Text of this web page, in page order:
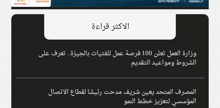
الاكثر قراءة
وزارة العمل تعلن 100 فرصة عمل للفتيات بالجيزة.. تعرف على
الشروط ومواعيد التقديم
المصرف المتحد يعين شريف مدحت رئيسًا لقطاع الاتصال
المؤسسي لتعزيز خطط النمو